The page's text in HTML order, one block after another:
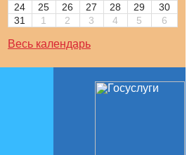
24
25 26 27 28 29
30
31
1 2 3 4 5 6
Весь календарь